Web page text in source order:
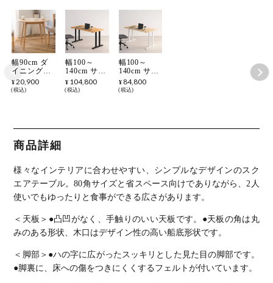
幅90cm ダ
イニングテ
ーブル 円形
丸型 木製
ーブル シン
プル おしゃ
れ ダイニン
ル カフェ
北欧
¥ 20,900
税込
幅100～
140cm サイ
ズオーダー
テーブル
チェリー 無
テーブル 長
方形 食卓テ
ーブル おし
ゃれ 北欧モ
ダン ダイニ
ラル
¥ 104,800
税込
幅100～
140cm サイ
ズオーダー
テーブル
アッシュ 無
テーブル 長
方形 食卓テ
ーブル おし
ゃれ 北欧モ
ダン ダイニ
ラル
¥ 84,800
税込
商品詳細
様々なインテリアに合わせやすい、シンプルなデザインのスク
エアテーブル。80角サイズと省スペース向けでありながら、2人
使いでもゆったりと食事ができる広さがあります。
＜天板＞ ●凸凹がなく、手触りのいい天板です。 ●天板の角は丸
みのある形状、木口はデザイン性の高い船底形状です。
＜脚部＞ ●ハの字に広がったスッキリとした見た目の脚部です。
●脚裏に、床への傷をつきにくくするフェルトが付いています。